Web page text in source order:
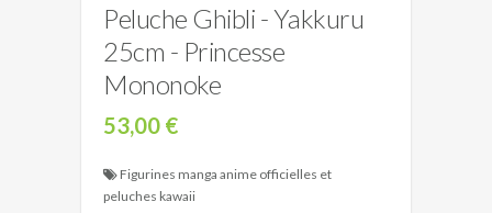
Peluche Ghibli - Yakkuru
25cm - Princesse
Mononoke
53,00 €
Figurines manga anime officielles et
peluches kawaii